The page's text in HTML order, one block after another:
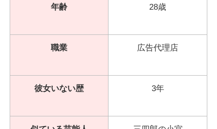
年齢 28歳
職業 広告代理店
彼女いない歴 3年